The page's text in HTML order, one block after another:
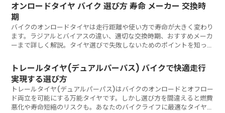
オンロードタイヤ バイク 選び方 寿命 メーカー 交換時
期
バイクのオンロードタイヤは走行距離や使い方で寿命が大きく変わり
ます。ラジアルとバイアスの違い、適切な交換時期、おすすめメーカ
ーまで詳しく解説。タイヤ選びで失敗しないためのポイントを知って
トレールタイヤ(デュアルパーパス) バイクで快適走行
実現する選び方
トレールタイヤ(デュアルパーパス)はバイクのオンロードとオフロー
ド両立を可能にする万能タイヤです。しかし選び方を間違えると燃費
悪化や寿命短縮のリスクも。あなたのバイクライフに最適なタイヤ選